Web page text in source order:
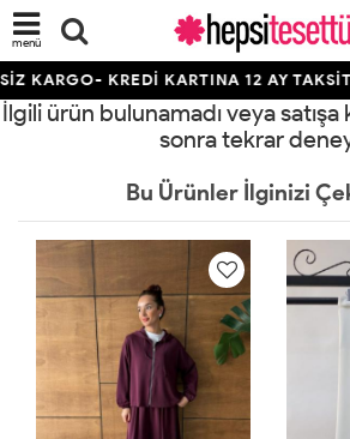
menü
KARGO- KREDİ KARTINA 12 AY
İlgili ürün bulunamadı veya satışa
sonra tekrar
Bu Ürünler İlginizi